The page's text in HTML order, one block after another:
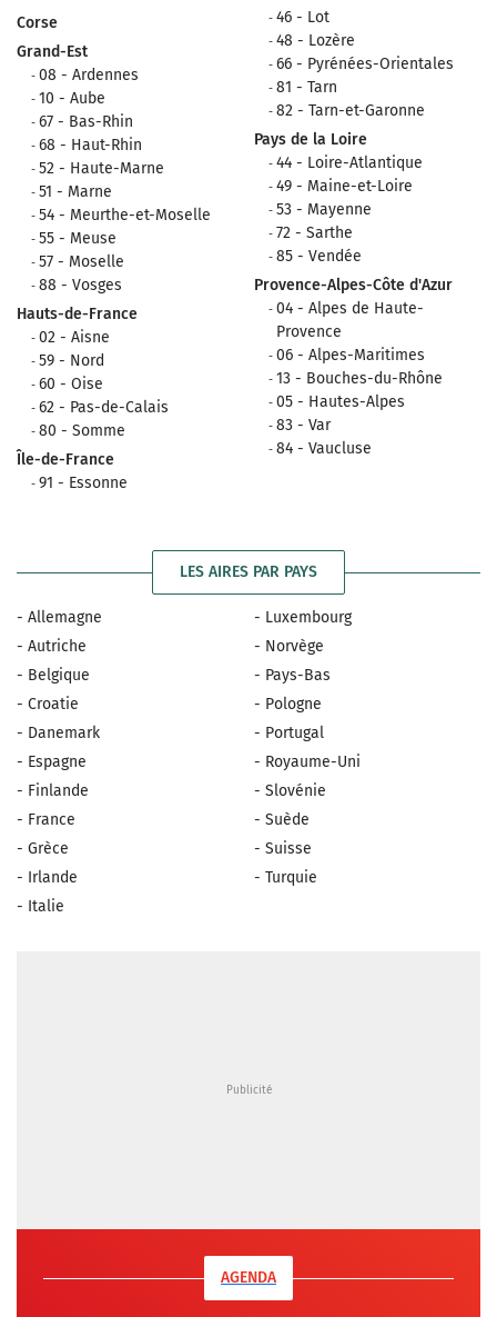
Corse
Grand-Est
08 - Ardennes
10 - Aube
67 - Bas-Rhin
68 - Haut-Rhin
52 - Haute-Marne
51 - Marne
54 - Meurthe-et-Moselle
55 - Meuse
57 - Moselle
88 - Vosges
Hauts-de-France
02 - Aisne
59 - Nord
60 - Oise
62 - Pas-de-Calais
80 - Somme
Île-de-France
91 - Essonne
46 - Lot
48 - Lozère
66 - Pyrénées-Orientales
81 - Tarn
82 - Tarn-et-Garonne
Pays de la Loire
44 - Loire-Atlantique
49 - Maine-et-Loire
53 - Mayenne
72 - Sarthe
85 - Vendée
Provence-Alpes-Côte d'Azur
04 - Alpes de Haute-
Provence
06 - Alpes-Maritimes
13 - Bouches-du-Rhône
05 - Hautes-Alpes
83 - Var
84 - Vaucluse
LES AIRES PAR PAYS
- Allemagne
- Autriche
- Belgique
- Croatie
- Danemark
- Espagne
- Finlande
- France
- Grèce
- Irlande
- Italie
- Luxembourg
- Norvège
- Pays-Bas
- Pologne
- Portugal
- Royaume-Uni
- Slovénie
- Suède
- Suisse
- Turquie
AGENDA